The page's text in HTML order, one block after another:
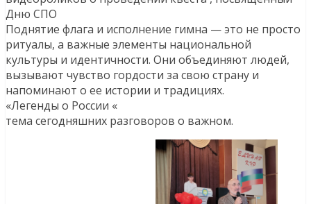
Дню СПО
Поднятие флага и исполнение гимна — это не просто
ритуалы, а важные элементы национальной
культуры и идентичности. Они объединяют людей,
вызывают чувство гордости за свою страну и
напоминают о ее истории и традициях.
«Легенды о России «
тема сегодняшних разговоров о важном.